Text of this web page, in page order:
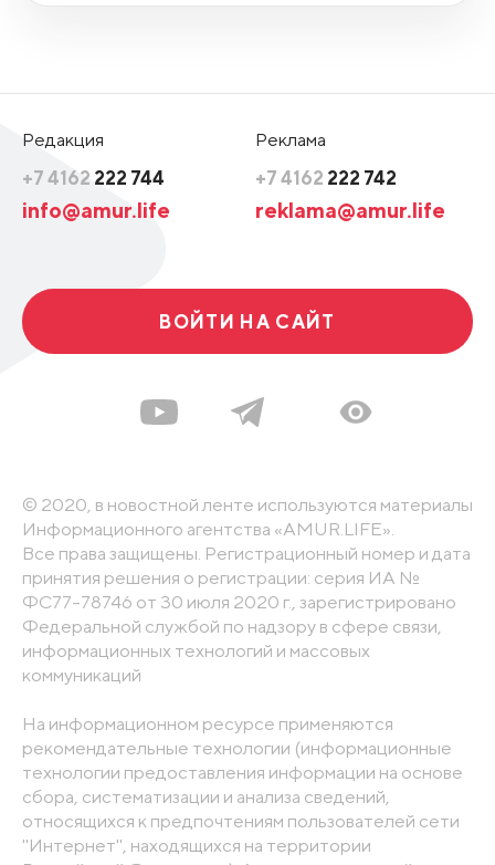
Редакция
+7 4162 222 744
info@amur.life
Реклама
+7 4162 222 742
reklama@amur.life
ВОЙТИ НА САЙТ
© 2020, в новостной ленте используются материалы
Информационного агентства «AMUR.LIFE».
Все права защищены. Регистрационный номер и дата
принятия решения о регистрации: серия ИА №
ФС77-78746 от 30 июля 2020 г., зарегистрировано
Федеральной службой по надзору в сфере связи,
информационных технологий и массовых
коммуникаций
На информационном ресурсе применяются
рекомендательные технологии (информационные
технологии предоставления информации на основе
сбора, систематизации и анализа сведений,
относящихся к предпочтениям пользователей сети
"Интернет", находящихся на территории